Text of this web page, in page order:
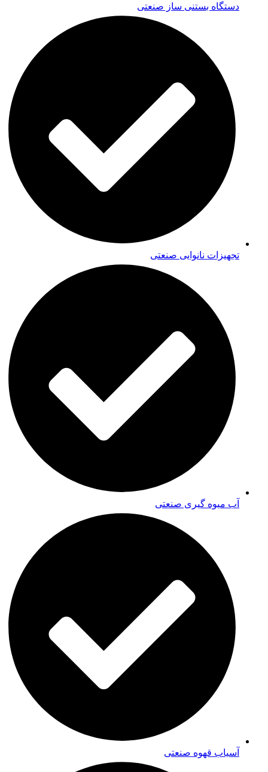
دستگاه بستنی ساز صنعتی
تجهیزات نانوایی صنعتی
آب میوه گیری صنعتی
آسیاب قهوه صنعتی